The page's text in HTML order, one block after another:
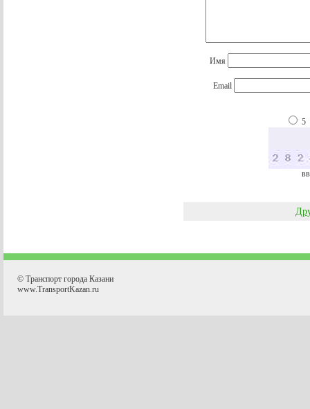
Имя
Email
5
© Транспорт города Казани
www.TransportKazan.ru